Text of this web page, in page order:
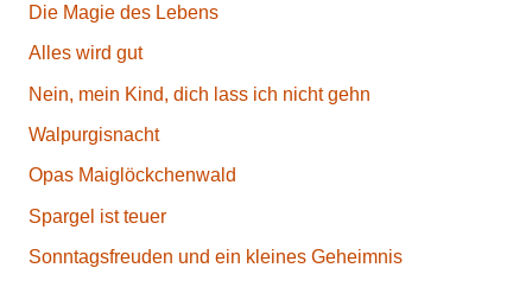
Die Magie des Lebens
Alles wird gut
Nein, mein Kind, dich lass ich nicht gehn
Walpurgisnacht
Opas Maiglöckchenwald
Spargel ist teuer
Sonntagsfreuden und ein kleines Geheimnis